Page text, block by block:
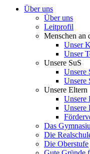
Über uns
Über uns
Leitprofil
Menschen an
Unser
Unser
Unsere SuS
Unsere
Unsere
Unsere Eltern
Unsere
Unsere
Das
Die
Die Oberstufe